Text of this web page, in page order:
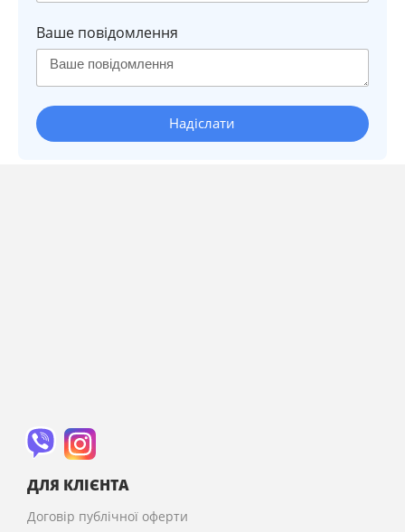
Ваше повідомлення
Надіслати
ДЛЯ КЛІЄНТА
Договір публічної оферти